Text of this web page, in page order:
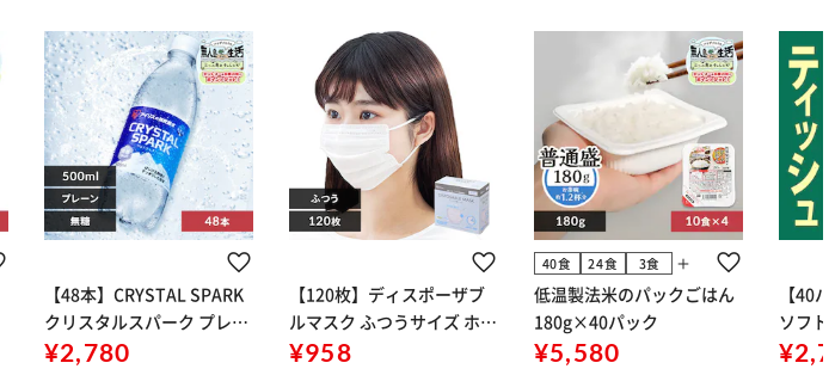
【48本】CRYSTAL SPARK
クリスタルスパーク プレー
ン 500ml
¥2,780
【120枚】ディスポーザブ
ルマスク ふつうサイズ ホワ
イト 大容量 DISPOSABLE
¥958
40食 24食 3食 add
低温製法米のパックごはん
180g×40パック
¥5,580
【40
ソフト
組) 5